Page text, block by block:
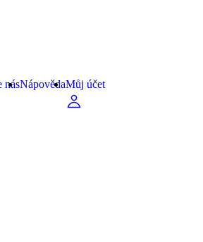
násNápovědaMůj účet